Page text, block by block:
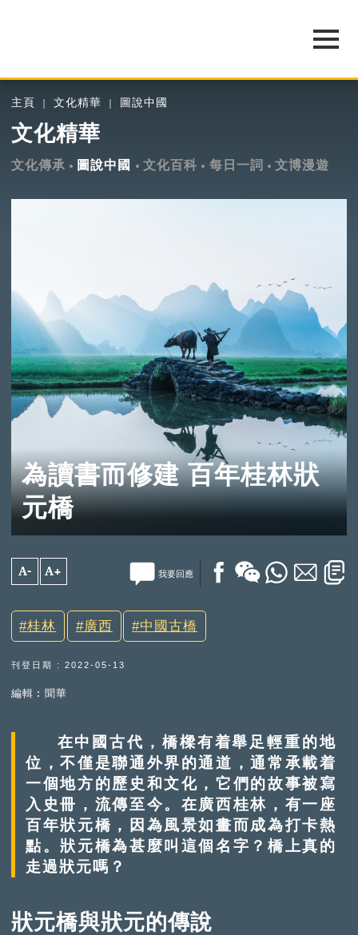
主頁 文化精華 圖說中國
文化精華
文化傳承 圖說中國 文化百科 每日一詞 文博漫遊
為讀書而修建 百年桂林狀
元橋
A- A+ 我要回應
桂林 廣西 中國古橋
刊登日期 : 2022-05-13
編輯︰聞華
在中國古代，橋樑有着舉足輕重的地
位，不僅是聯通外界的通道，通常承載着
一個地方的歷史和文化，它們的故事被寫
入史冊，流傳至今。在廣西桂林，有一座
百年狀元橋，因為風景如畫而成為打卡熱
點。狀元橋為甚麼叫這個名字？橋上真的
走過狀元嗎？
狀元橋與狀元的傳說